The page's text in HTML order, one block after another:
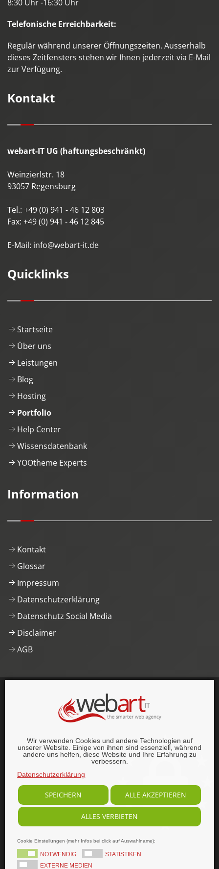
Wir verwenden Cookies und andere Technologien auf
unserer Website. Einige von ihnen sind essenziell, während
andere uns helfen, diese Website und Ihre Erfahrung zu
verbessern.
Datenschutzerklärung
SPEICHERN ALLE AKZEPTIEREN
ALLES VERBIETEN
Cookie Einstellungen (mehr Infos bei click auf Auswahlname):
NOTWENDIG
STATISTIKEN
EXTERNE MEDIEN
8:30 Uhr -16:30 Uhr
Telefonische Erreichbarkeit:
Regulär während unserer Öffnungszeiten. Ausserhalb
dieses Zeitfensters stehen wir Ihnen jederzeit via E-Mail
zur Verfügung.
Kontakt
webart-IT UG (haftungsbeschränkt)
Weinzierlstr. 18
93057 Regensburg
Tel.: +49 (0) 941 - 46 12 803
Fax: +49 (0) 941 - 46 12 845
E-Mail: info@webart-it.de
Quicklinks
Startseite
Über uns
Leistungen
Blog
Hosting
Portfolio
Help Center
Wissensdatenbank
YOOtheme Experts
Information
Kontakt
Glossar
Impressum
Datenschutzerklärung
Datenschutz Social Media
Disclaimer
AGB
This website was proudly built with , lots of
CSS3.
Alle Rechte vorbehalten.